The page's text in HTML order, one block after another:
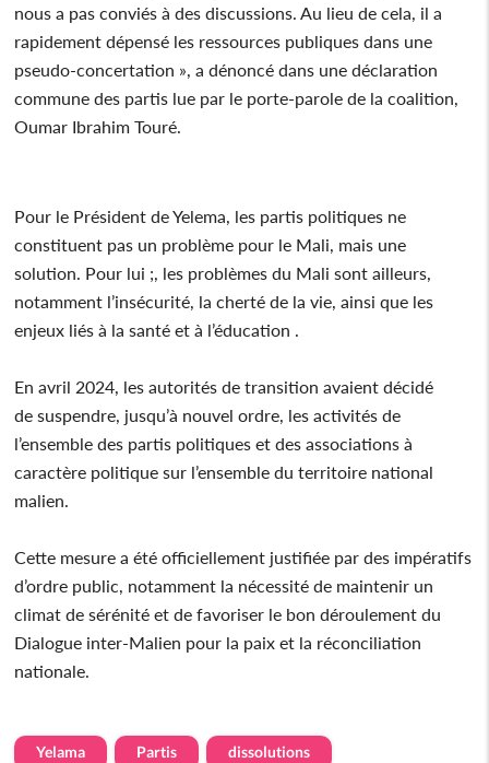
nous a pas conviés à des discussions. Au lieu de cela, il a
rapidement dépensé les ressources publiques dans une
pseudo-concertation », a dénoncé dans une déclaration
commune des partis lue par le porte-parole de la coalition,
Oumar Ibrahim Touré.
Pour le Président de Yelema, les partis politiques ne
constituent pas un problème pour le Mali, mais une
solution. Pour lui ;, les problèmes du Mali sont ailleurs,
notamment l’insécurité, la cherté de la vie, ainsi que les
enjeux liés à la santé et à l’éducation .
En avril 2024, les autorités de transition avaient décidé
de suspendre, jusqu’à nouvel ordre, les activités de
l’ensemble des partis politiques et des associations à
caractère politique sur l’ensemble du territoire national
malien.
Cette mesure a été officiellement justifiée par des impératifs
d’ordre public, notamment la nécessité de maintenir un
climat de sérénité et de favoriser le bon déroulement du
Dialogue inter-Malien pour la paix et la réconciliation
nationale.
Yelama Partis dissolutions